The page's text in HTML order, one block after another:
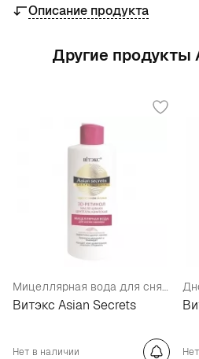
Описание продукта
Другие продукты
Мицеллярная вода для снятия макияжа "Секреты Азии"
Витэкс Asian Seсrets
Нет в наличии